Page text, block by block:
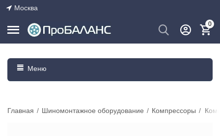
Москва
0
Меню
Главная / Шиномонтажное оборудование / Компрессоры /